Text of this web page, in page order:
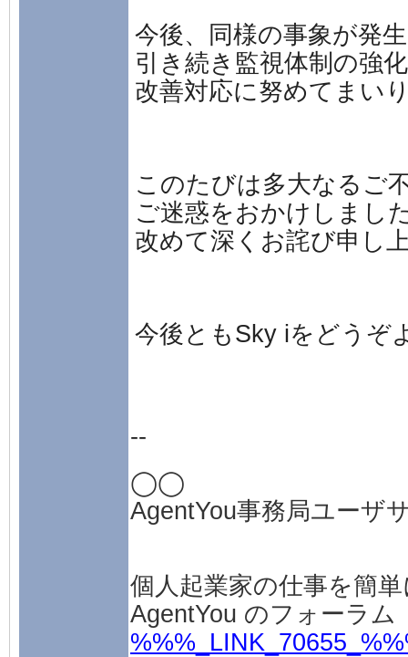
今後、同様の事象が発
引き続き監視体制の強
改善対応に努めてまい
このたびは多大なるご
ご迷惑をおかけしまし
改めて深くお詫び申し
今後ともSky iをどうぞ
--
◯◯
AgentYou事務局ユーザ
個人起業家の仕事を簡
AgentYou のフォーラム